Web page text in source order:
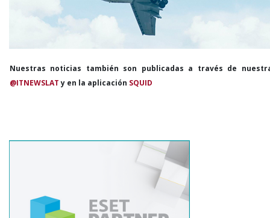
Nuestras noticias también son publicadas a través de
@ITNEWSLATy en la aplicación SQUID